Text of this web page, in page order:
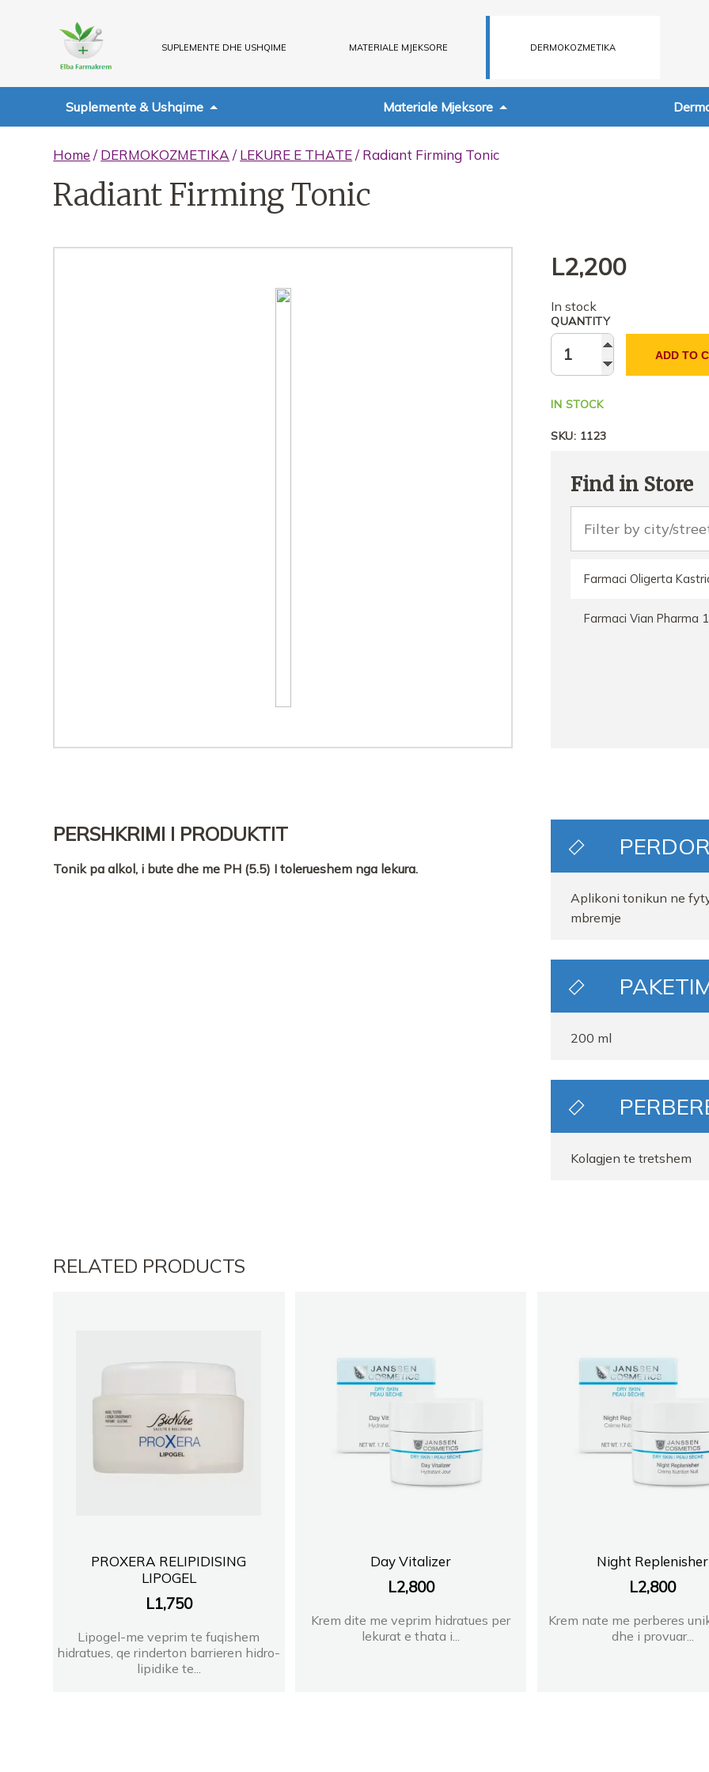
SUPLEMENTE DHE USHQIME MATERIALE MJEKSORE DERMOKOZMETIKA
Suplemente & Ushqime Materiale Mjeksore
Home / DERMOKOZMETIKA / LEKURE E THATE/ Radiant Firming Tonic
Radiant Firming Tonic
L2,200
In stock
QUANTITY
ADD TO
IN STOCK
SKU: 1123
Find in Store
Farmaci Oligerta
Farmaci Vian Pharma 1
PERSHKRIMI I PRODUKTIT
Tonik pa alkol, i bute dhe me PH (5.5) I tolerueshem nga lekura.
Aplikoni tonikun ne
mbremje
200 ml
Kolagjen te tretshem
RELATED PRODUCTS
PROXERA RELIPIDISING
LIPOGEL
L1,750
Lipogel-me veprim te fuqishem
hidratues, qe rinderton barrieren hidro-
lipidike te...
Day Vitalizer
L2,800
Krem dite me veprim hidratues per
lekurat e thata i...
Night Replenisher
L2,800
Krem nate me perberes
dhe i provuar...